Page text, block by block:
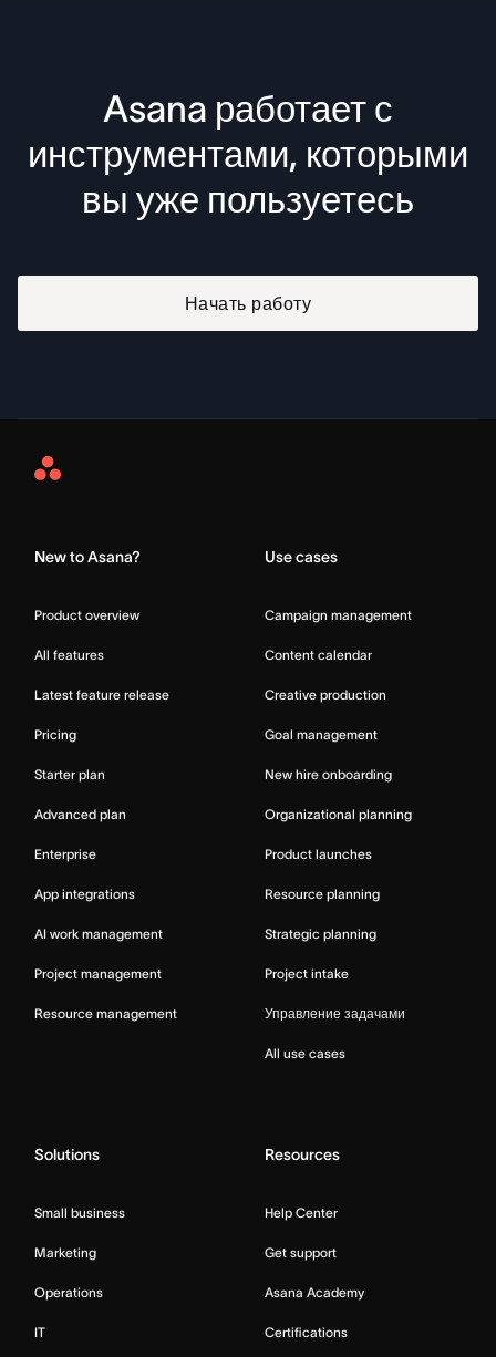
Asana работает с
инструментами, которыми
вы уже пользуетесь
Начать работу
Asana
New to Asana?
Product overview
All features
Latest feature release
Pricing
Starter plan
Advanced plan
Enterprise
App integrations
AI work management
Project management
Resource management
Use cases
Campaign management
Content calendar
Creative production
Goal management
New hire onboarding
Organizational planning
Product launches
Resource planning
Strategic planning
Project intake
Управление задачами
All use cases
Solutions
Small business
Marketing
Operations
IT
Resources
Help Center
Get support
Asana Academy
Certifications